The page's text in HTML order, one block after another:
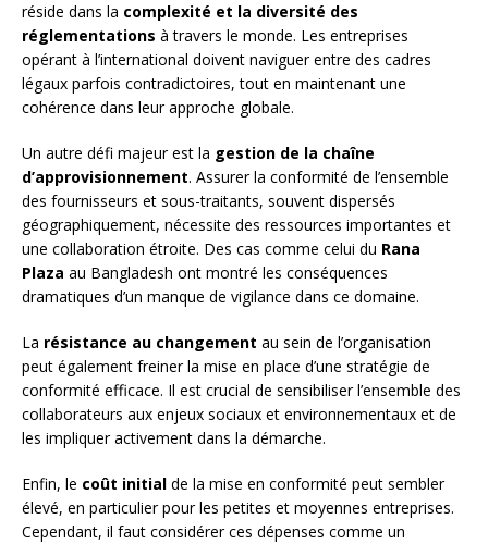
réside dans la complexité et la diversité des
réglementations à travers le monde. Les entreprises
opérant à l’international doivent naviguer entre des cadres
légaux parfois contradictoires, tout en maintenant une
cohérence dans leur approche globale.
Un autre défi majeur est la gestion de la chaîne
d’approvisionnement. Assurer la conformité de l’ensemble
des fournisseurs et sous-traitants, souvent dispersés
géographiquement, nécessite des ressources importantes et
une collaboration étroite. Des cas comme celui du Rana
Plaza au Bangladesh ont montré les conséquences
dramatiques d’un manque de vigilance dans ce domaine.
La résistance au changement au sein de l’organisation
peut également freiner la mise en place d’une stratégie de
conformité efficace. Il est crucial de sensibiliser l’ensemble des
collaborateurs aux enjeux sociaux et environnementaux et de
les impliquer activement dans la démarche.
Enfin, le coût initial de la mise en conformité peut sembler
élevé, en particulier pour les petites et moyennes entreprises.
Cependant, il faut considérer ces dépenses comme un